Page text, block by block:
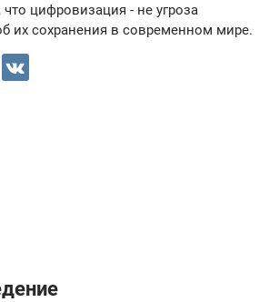
цифровизация - не угроза
их сохранения в современном мире.